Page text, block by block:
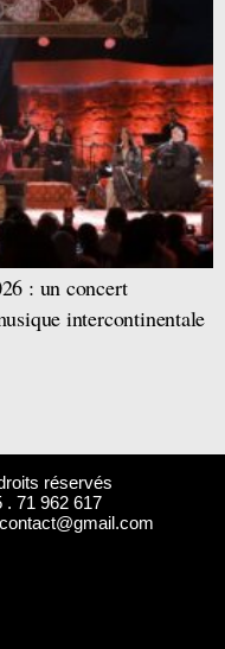
: un concert
intercontinentale
réservés
. 71 962 617